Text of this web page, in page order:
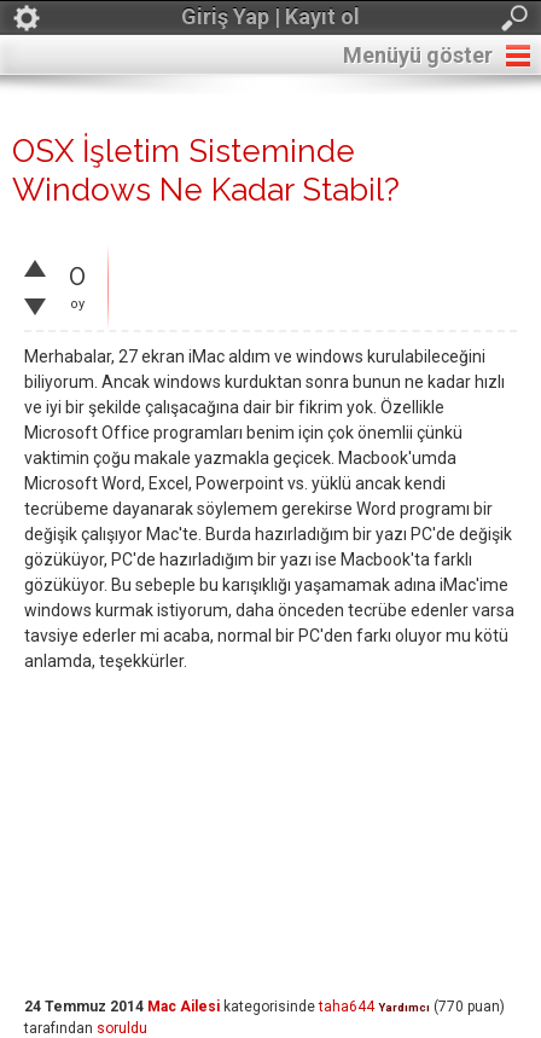
Giriş Yap | Kayıt ol
Menüyü göster
OSX İşletim Sisteminde
Windows Ne Kadar Stabil?
0
oy
Merhabalar, 27 ekran iMac aldım ve windows kurulabileceğini
biliyorum. Ancak windows kurduktan sonra bunun ne kadar hızlı
ve iyi bir şekilde çalışacağına dair bir fikrim yok. Özellikle
Microsoft Office programları benim için çok önemlii çünkü
vaktimin çoğu makale yazmakla geçicek. Macbook'umda
Microsoft Word, Excel, Powerpoint vs. yüklü ancak kendi
tecrübeme dayanarak söylemem gerekirse Word programı bir
değişik çalışıyor Mac'te. Burda hazırladığım bir yazı PC'de değişik
gözüküyor, PC'de hazırladığım bir yazı ise Macbook'ta farklı
gözüküyor. Bu sebeple bu karışıklığı yaşamamak adına iMac'ime
windows kurmak istiyorum, daha önceden tecrübe edenler varsa
tavsiye ederler mi acaba, normal bir PC'den farkı oluyor mu kötü
anlamda, teşekkürler.
24 Temmuz 2014 Mac Ailesi kategorisinde taha644 Yardımcı (770 puan)
tarafından soruldu